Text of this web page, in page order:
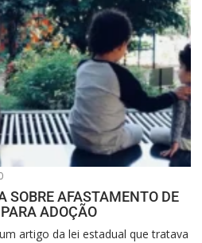
SOBRE AFASTAMENTO DE
ADOÇÃO
artigo da lei estadual que tratava